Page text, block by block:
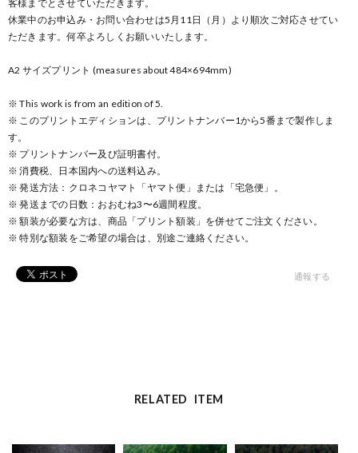
客様までとさせていただきます。
休業中のお申込み・お問い合わせは5月11日（月）より順次ご対応させてい
ただきます。何卒よろしくお願いいたします。
A2 サイズプリント (measures about 484×694mm)
※ This work is from an edition of 5.
※ このプリントエディションは、プリントナンバー1から5番まで製作しま
す。
※ プリントナンバー及び証明書付。
※ 消費税、日本国内への送料込み。
※ 発送方法：クロネコヤマト「ヤマト便」または「宅急便」。
※ 発送までの日数：おおむね3〜6週間程度。
※ 額装が必要な方は、商品「プリント額装」を併せてご注文ください。
※ 特別な額装をご希望の場合は、別途ご連絡ください。
通報する
RELATED ITEM